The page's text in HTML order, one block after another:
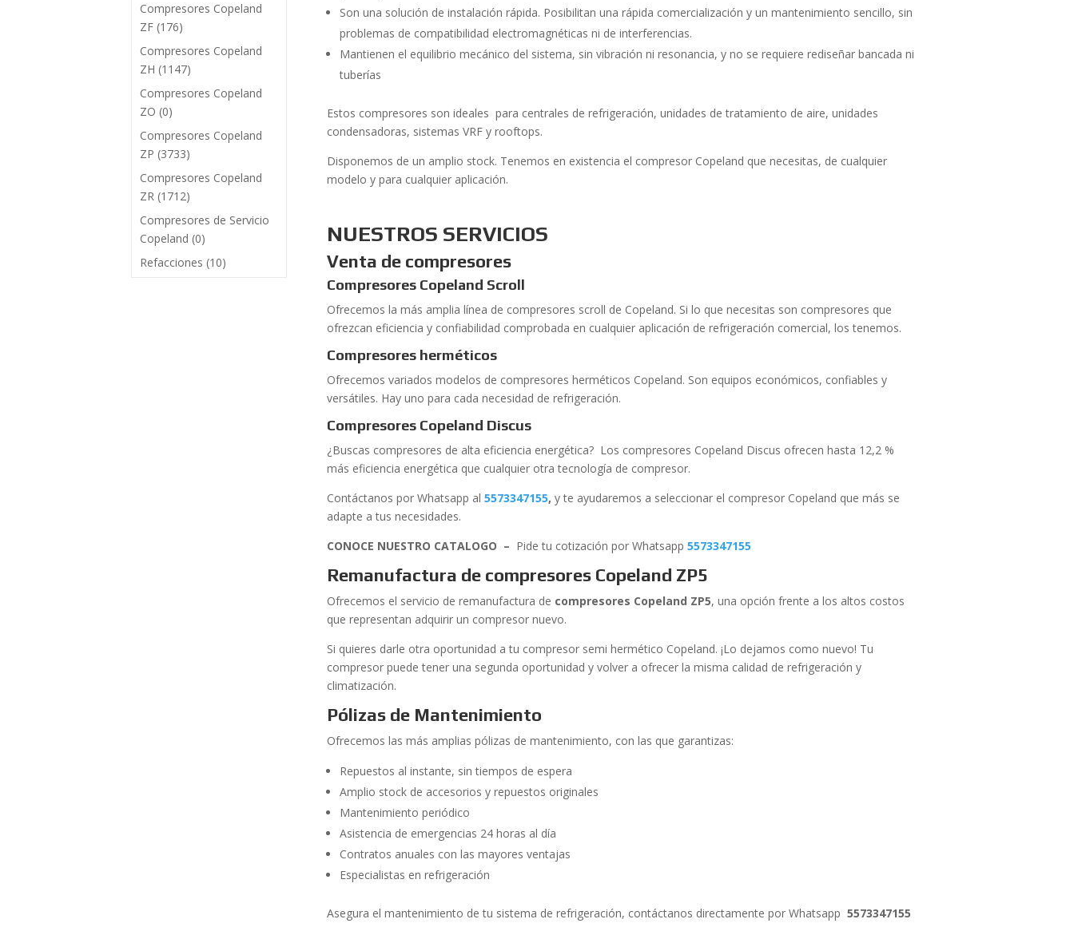
Son una solución de instalación rápida. Posibilitan una rápida comercialización y un mantenimiento sencillo, sin
problemas de compatibilidad electromagnéticas ni de interferencias.
Mantienen el equilibrio mecánico del sistema, sin vibración ni resonancia, y no se requiere rediseñar bancada ni
tuberías
Estos compresores son ideales para centrales de refrigeración, unidades de tratamiento de aire, unidades
condensadoras, sistemas VRF y rooftops.
Disponemos de un amplio stock. Tenemos en existencia el compresor Copeland que necesitas, de cualquier
modelo y para cualquier aplicación.
NUESTROS SERVICIOS
Venta de compresores
Compresores Copeland Scroll
Ofrecemos la más amplia línea de compresores scroll de Copeland. Si lo que necesitas son compresores que
ofrezcan eficiencia y confiabilidad comprobada en cualquier aplicación de refrigeración comercial, los tenemos.
Compresores herméticos
Ofrecemos variados modelos de compresores herméticos Copeland. Son equipos económicos, confiables y
versátiles. Hay uno para cada necesidad de refrigeración.
Compresores Copeland Discus
¿Buscas compresores de alta eficiencia energética? Los compresores Copeland Discus ofrecen hasta 12,2 %
más eficiencia energética que cualquier otra tecnología de compresor.
Contáctanos por Whatsapp al5573347155,y te ayudaremos a seleccionar el compresor Copeland que más se
adapte a tus necesidades.
CONOCE NUESTRO CATALOGO – Pide tu cotización por Whatsapp 5573347155
Remanufactura de compresores Copeland ZP5
Ofrecemos el servicio de remanufactura de compresores Copeland ZP5, una opción frente a los altos costos
que representan adquirir un compresor nuevo.
Si quieres darle otra oportunidad a tu compresor semi hermético Copeland. ¡Lo dejamos como nuevo! Tu
compresor puede tener una segunda oportunidad y volver a ofrecer la misma calidad de refrigeración y
climatización.
Pólizas de Mantenimiento
Ofrecemos las más amplias pólizas de mantenimiento, con las que garantizas:
Repuestos al instante, sin tiempos de espera
Amplio stock de accesorios y repuestos originales
Mantenimiento periódico
Asistencia de emergencias 24 horas al día
Contratos anuales con las mayores ventajas
Especialistas en refrigeración
Asegura el mantenimiento de tu sistema de refrigeración, contáctanos directamente por Whatsapp 5573347155
Compresores Copeland
ZF (176)
Compresores Copeland
ZH (1147)
Compresores Copeland
ZO (0)
Compresores Copeland
ZP (3733)
Compresores Copeland
ZR (1712)
Compresores de Servicio
Copeland (0)
Refacciones (10)